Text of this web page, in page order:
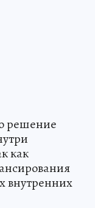
решение
как
внутренних